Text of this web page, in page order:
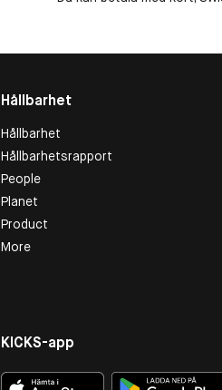
Hållbarhet
Hållbarhet
Hållbarhetsrapport
People
Planet
Product
More
KICKS-app